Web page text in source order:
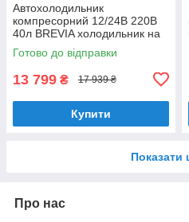
Автохолодильник
компресорний 12/24В 220В
40л BREVIA холодильник на
колесах LG-компресор
пластиковий 12/24В 220В
Готово до відправки
13 799 ₴ 17 939 ₴
Купити
Показати
Про нас